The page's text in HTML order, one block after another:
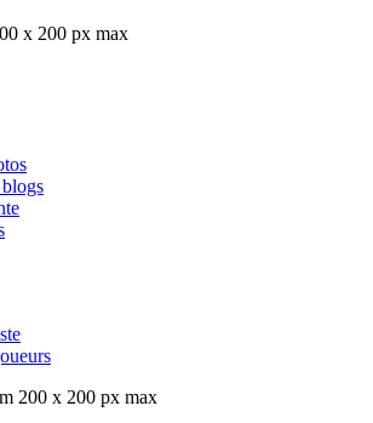
x 200 px max
200 x 200 px max